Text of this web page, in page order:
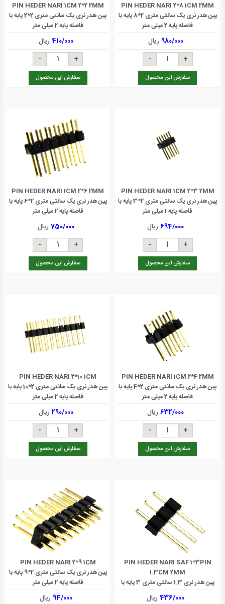
PIN HEDER NARI 2*8 1CM 2MM
پین هدر نری یک سانتی متری 2*8 پایه با
فاصله پایه 2 میلی متر
980/000 ریال
سفارش این محصول
PIN HEDER NARI 1CM 2*2 2MM
پین هدر نری یک سانتی متری 2*2 پایه با
فاصله پایه 2 میلی متر
410/000 ریال
سفارش این محصول
PIN HEDER NARI 1CM 2*3 2MM
پین هدر نری یک سانتی متری 2*3 پایه با
فاصله پایه 1 میلی متر
694/000ریال
سفارش این محصول
PIN HEDER NARI 1CM 2*6 2MM
پین هدر نری یک سانتی متری 2*6 پایه با
فاصله پایه 2 میلی متر
750/000 ریال
سفارش این محصول
PIN HEDER NARI 1CM 2*4 2MM
پین هدر نری یک سانتی متری 2*4 پایه با
فاصله پایه 2 میلی متر
632/000ریال
سفارش این محصول
PIN HEDER NARI 2*10 1CM
پین هدر نری یک سانتی متری 2*10 پایه با
فاصله پایه 2 میلی متر
290/000ریال
سفارش این محصول
PIN HEDER NARI SAF 1*3PIN
1.3CM 2MM
پین هدر نری 1.3 سانتی متری 3 پایه با
فاصله پایه 2 میلی متر
436/000ریال
PIN HEDER NARI 2*9 1CM
پین هدر نری یک سانتی متری 2*9 پایه با
فاصله پایه 2 میلی متر
94/000 ریال